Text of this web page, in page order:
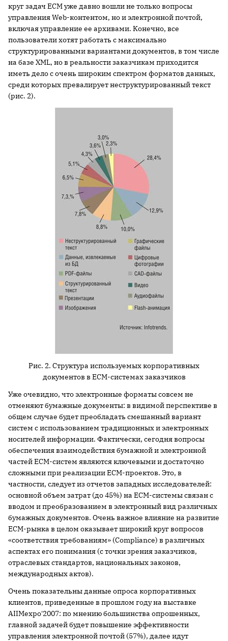
круг задач ECM уже давно вошли не только вопросы
управления Web-контентом, но и электронной почтой,
включая управление ее архивами. Конечно, все
пользователи хотят работать с максимально
структурированными вариантами документов, в том числе
на базе XML, но в реальности заказчикам приходится
иметь дело с очень широким спектром форматов данных,
среди которых превалирует неструктурированный текст
(рис. 2).
Рис. 2. Структура используемых корпоративных
документов в ECM-системах заказчиков
Уже очевидно, что электронные форматы совсем не
отменяют бумажные документы: в видимой перспективе в
общем случае будет преобладать смешанный вариант
систем с использованием традиционных и электронных
носителей информации. Фактически, сегодня вопросы
обеспечения взаимодействия бумажной и электронной
частей ECM-систем являются ключевыми и достаточно
сложными при реализации ECM-проектов. Это, в
частности, следует из отчетов западных исследователей:
основной объем затрат (до 45%) на ECM-системы связан с
вводом и преобразованием в электронный вид различных
бумажных документов. Очень важное влияние на развитие
ECM-рынка в целом оказывает широкий круг вопросов
«соответствия требованиям» (Compliance) в различных
аспектах его понимания (с точки зрения заказчиков,
отраслевых стандартов, национальных законов,
международных актов).
Очень показательны данные опроса корпоративных
клиентов, приведенные в прошлом году на выставке
AIIMexpo'2007: по мнению большинства опрошенных,
главной задачей будет повышение эффективности
управления электронной почтой (57%), далее идут